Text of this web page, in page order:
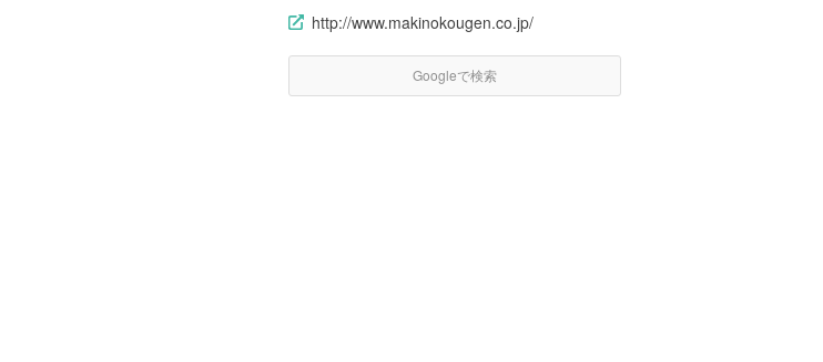
http://www.makinokougen.co.jp/
Googleで検索